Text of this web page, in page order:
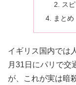
ス
まとめ
イギリス国内では
月31日にパリで交
が、これが実は暗